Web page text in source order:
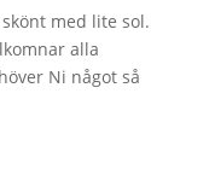
med lite sol.
alla
Ni något så